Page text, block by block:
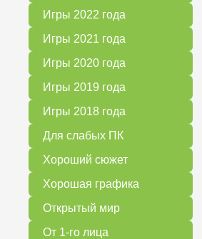
Игры 2022 года
Игры 2021 года
Игры 2020 года
Игры 2019 года
Игры 2018 года
Для слабых ПК
Хороший сюжет
Хорошая графика
Открытый мир
От 1-го лица